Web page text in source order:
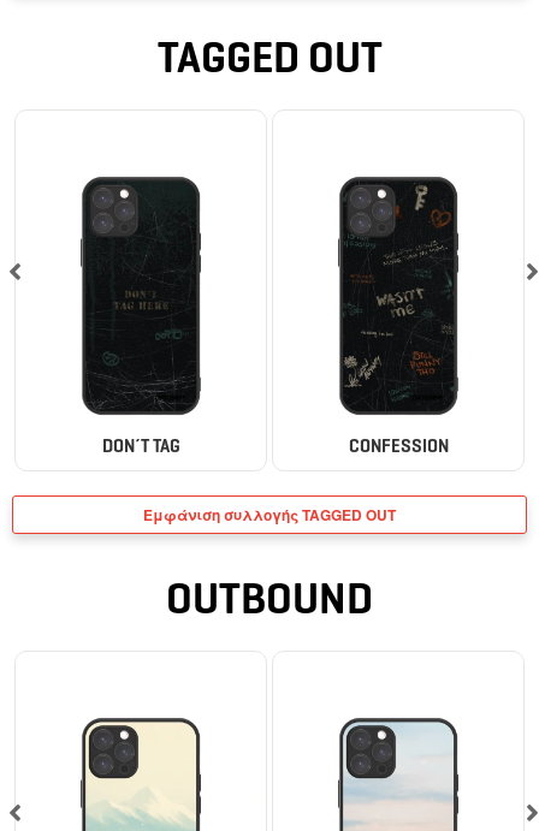
TAGGED OUT
DON´T TAG CONFESSION
Εμφάνιση συλλογής TAGGED OUT
OUTBOUND